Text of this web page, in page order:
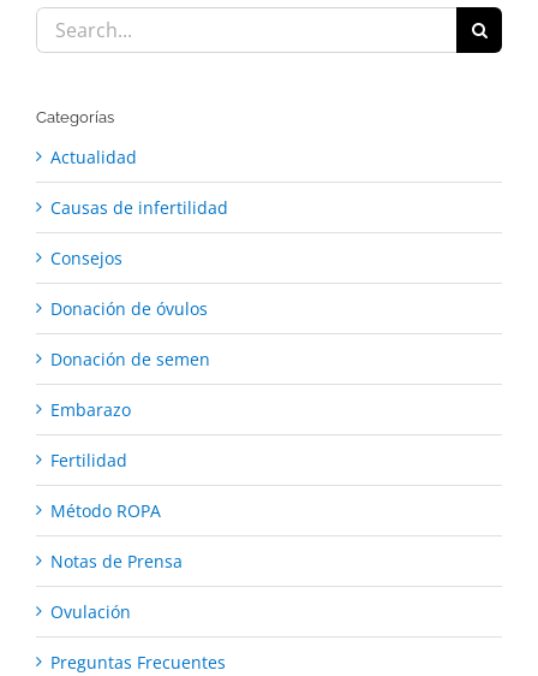
Search
for:
Categorías
Actualidad
Causas de infertilidad
Consejos
Donación de óvulos
Donación de semen
Embarazo
Fertilidad
Método ROPA
Notas de Prensa
Ovulación
Preguntas Frecuentes